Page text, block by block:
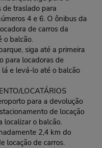
de traslado para
4 e 6. O ônibus da
de carros da
o balcão.
siga até a primeira
para locadoras de
e levá-lo até o balcão
LOCATÁRIOS
para a devolução
de locação
localizar o balcão.
2,4 km do
locação de carros.